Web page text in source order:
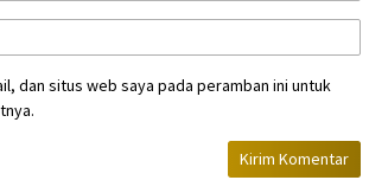
dan situs web saya pada peramban ini untuk